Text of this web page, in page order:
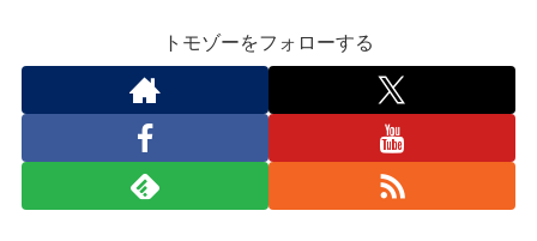
トモゾーをフォローする